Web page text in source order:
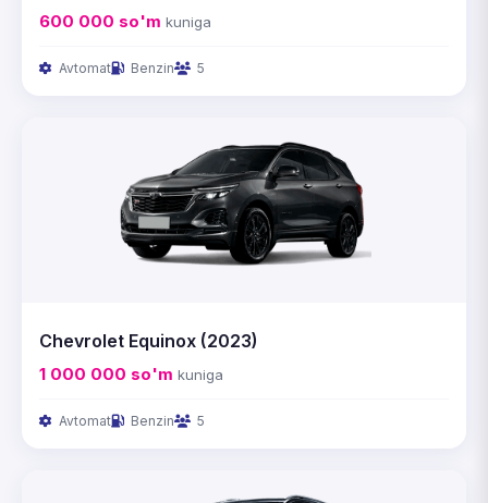
600 000 so'm kuniga
Avtomat Benzin 5
Chevrolet Equinox (2023)
1 000 000 so'm kuniga
Avtomat Benzin 5